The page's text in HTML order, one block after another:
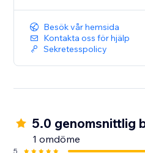
Besök vår hemsida
Kontakta oss för hjälp
Sekretesspolicy
5.0 genomsnittlig
1 omdöme
5